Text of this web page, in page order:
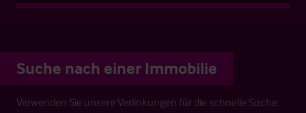
Suche nach einer Immobilie
Verwenden Sie unsere Verlinkungen für die schnelle Suche.